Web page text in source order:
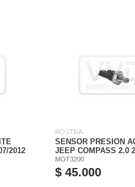
2012
ROSTRA
SENSOR PRESION
JEEP COMPASS 2.0
MOT3200
$ 45.000